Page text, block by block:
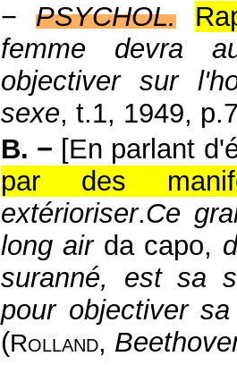
−PSYCHOL.
femme devra
objectiver sur
sexe, t.1, 1949,
B. − [En parlant
par des
extérioriser.Ce
long airda capo,
suranné, est sa
pour objectiver
(Rolland,